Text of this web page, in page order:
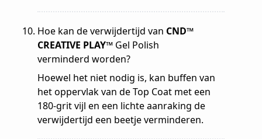
Hoe kan de verwijdertijd van CND™
CREATIVE PLAY™ Gel Polish
verminderd worden?
Hoewel het niet nodig is, kan buffen van
het oppervlak van de Top Coat met een
180-grit vijl en een lichte aanraking de
verwijdertijd een beetje verminderen.